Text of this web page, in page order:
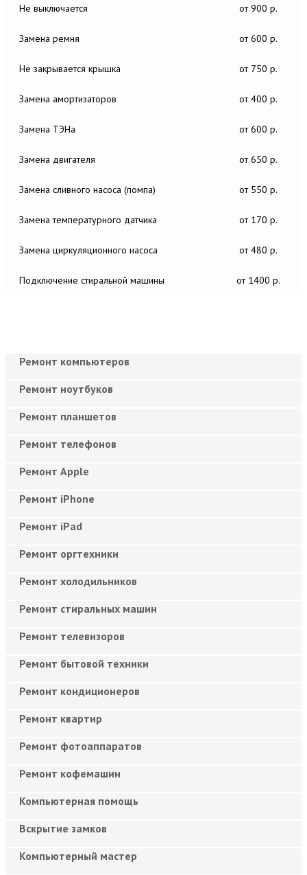
Не выключается от 900 р.
Замена ремня от 600 р.
Не закрывается крышка от 750 р.
Замена амортизаторов от 400 р.
Замена ТЭНа от 600 р.
Замена двигателя от 650 р.
Замена сливного насоса (помпа) от 550 р.
Замена температурного датчика от 170 р.
Замена циркуляционного насоса от 480 р.
Подключение стиральной машины от 1400 р.
Ремонт компьютеров
Ремонт ноутбуков
Ремонт планшетов
Ремонт телефонов
Ремонт Apple
Ремонт iPhone
Ремонт iPad
Ремонт оргтехники
Ремонт холодильников
Ремонт стиральных машин
Ремонт телевизоров
Ремонт бытовой техники
Ремонт кондиционеров
Ремонт квартир
Ремонт фотоаппаратов
Ремонт кофемашин
Компьютерная помощь
Вскрытие замков
Компьютерный мастер